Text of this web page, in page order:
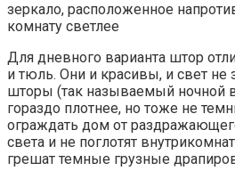
зеркало, расположенное
комнату светлее
Для дневного варианта штор
и тюль. Они и красивы, и свет
шторы (так называемый ночной
гораздо плотнее, но тоже не
ограждать дом от
света и не поглотят
грешат темные грузные